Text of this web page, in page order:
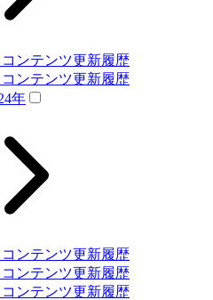
コンテンツ更新履歴
コンテンツ更新履歴
年
コンテンツ更新履歴
コンテンツ更新履歴
コンテンツ更新履歴